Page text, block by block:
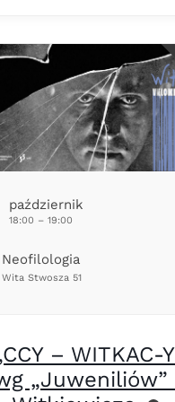
Malinowskim.
bohater –
Październik
18:00 – 19:00
Neofilologia
Wita Stwosza 51
– WITKAC-
„Juweniliów”